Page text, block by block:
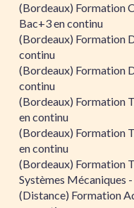
(Bordeaux) Formation
Bac+3 en continu
(Bordeaux) Formation
continu
(Bordeaux) Formation
continu
(Bordeaux) Formation
en continu
(Bordeaux) Formation
en continu
(Bordeaux) Formation
Systèmes Mécaniques
(Distance) Formation